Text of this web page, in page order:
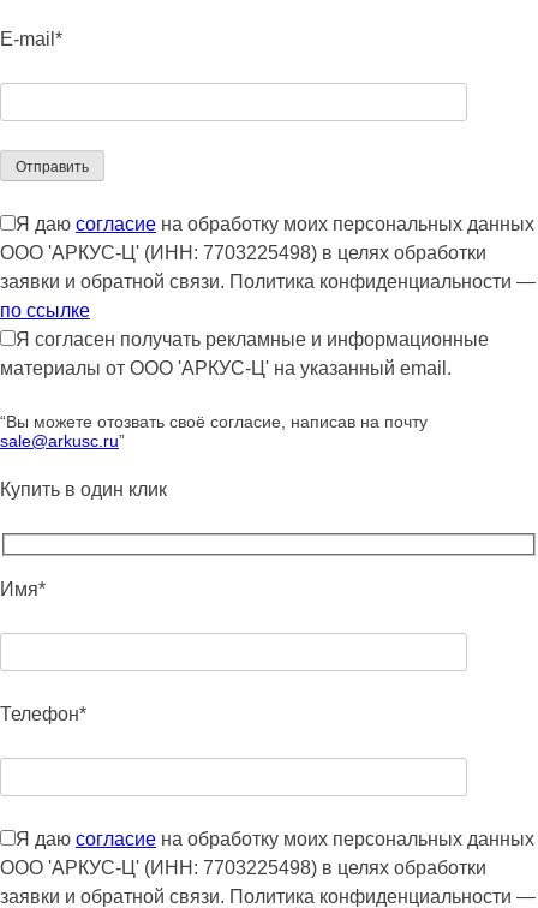
E-mail*
Я даю согласие на обработку моих персональных данных
ООО 'АРКУС-Ц' (ИНН: 7703225498) в целях обработки
заявки и обратной связи. Политика конфиденциальности —
по ссылке
Я согласен получать рекламные и информационные
материалы от ООО 'АРКУС-Ц' на указанный email.
“Вы можете отозвать своё согласие, написав на почту
sale@arkusc.ru”
Купить в один клик
Имя*
Телефон*
Я даю согласие на обработку моих персональных данных
ООО 'АРКУС-Ц' (ИНН: 7703225498) в целях обработки
заявки и обратной связи. Политика конфиденциальности —